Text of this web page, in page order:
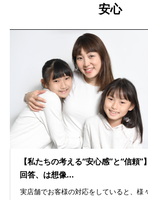
安心
【私たちの考える“安心感”と“信頼
回答、は想像...
実店舗でお客様の対応をしていると、様